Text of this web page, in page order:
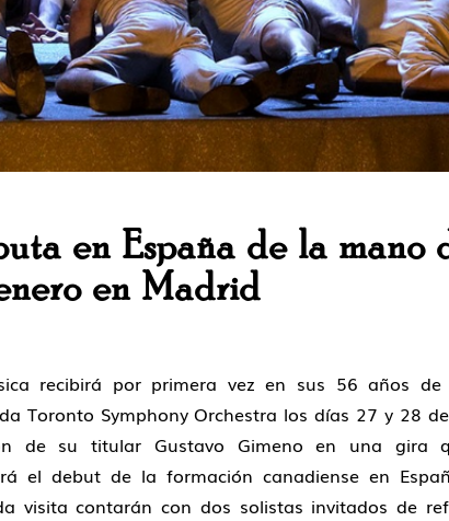
en España de la mano
en Madrid
recibirá por primera vez en sus 56 años
Toronto Symphony Orchestra los días 27 y 28
de su titular Gustavo Gimenoen una gira
el debut de la formación canadiense en
visita contarán con dos solistas invitados de